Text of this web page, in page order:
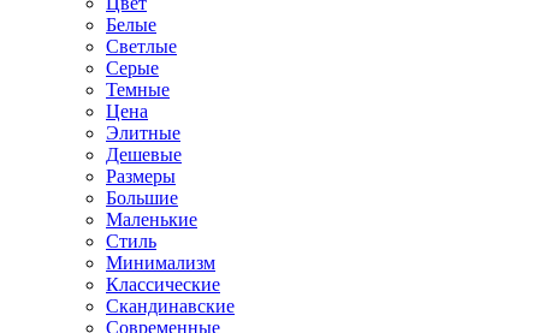
Белые
Светлые
Серые
Темные
Цена
Элитные
Дешевые
Размеры
Большие
Маленькие
Стиль
Минимализм
Классические
Скандинавские
Современные